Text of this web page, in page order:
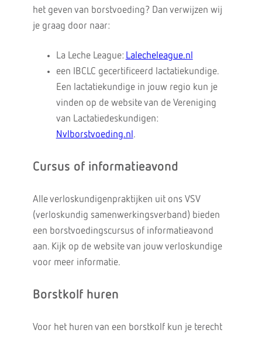
het geven van borstvoeding? Dan verwijzen wij
je graag door naar:
La Leche League: Lalecheleague.nl
een IBCLC gecertificeerd lactatiekundige.
Een lactatiekundige in jouw regio kun je
vinden op de website van de Vereniging
van Lactatiedeskundigen:
Nvlborstvoeding.nl .
Cursus of informatieavond
Alle verloskundigenpraktijken uit ons VSV
(verloskundig samenwerkingsverband) bieden
een borstvoedingscursus of informatieavond
aan. Kijk op de website van jouw verloskundige
voor meer informatie.
Borstkolf huren
Voor het huren van een borstkolf kun je terecht